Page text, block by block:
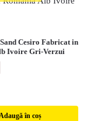
Cesiro Fabricat in
Ivoire Gri-Verzui
în coș